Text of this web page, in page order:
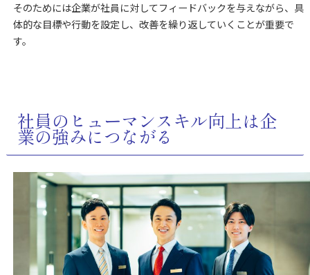
そのためには企業が社員に対してフィードバックを与えながら、具
体的な目標や行動を設定し、改善を繰り返していくことが重要で
す。
社員のヒューマンスキル向上は企
業の強みにつながる